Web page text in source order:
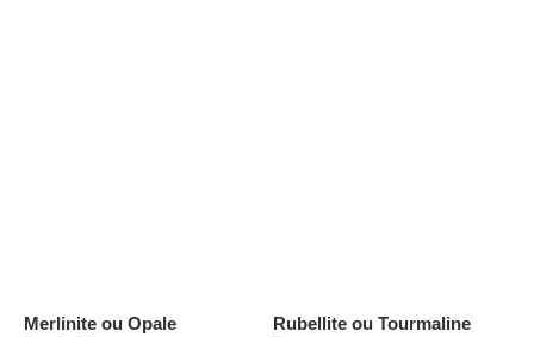
Merlinite ou Opale
Rubellite ou Tourmaline